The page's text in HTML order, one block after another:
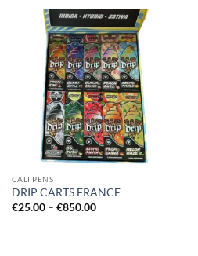
CALI PENS
DRIP CARTS FRANCE
€25.00 – €850.00Price